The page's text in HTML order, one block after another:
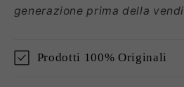
generazione prima della
Prodotti 100% Originali